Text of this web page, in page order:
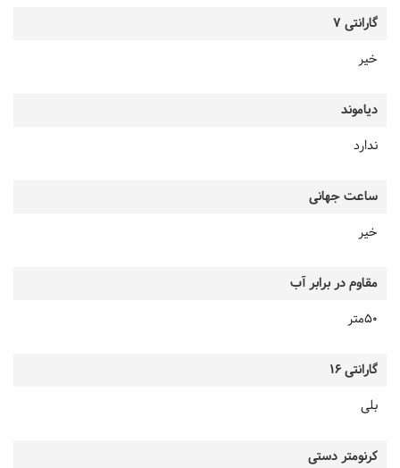
گارانتی 7
خیر
دیاموند
ندارد
ساعت جهانی
خیر
مقاوم در برابر آب
50متر
گارانتی 16
بلی
کرنومتر دستی